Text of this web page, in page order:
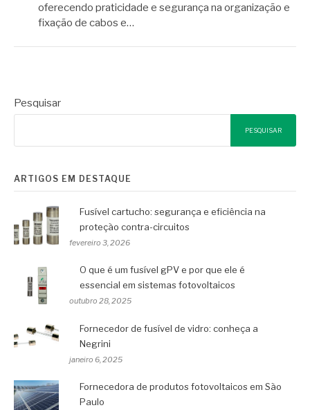
oferecendo praticidade e segurança na organização e
fixação de cabos e…
Pesquisar
PESQUISAR
ARTIGOS EM DESTAQUE
Fusível cartucho: segurança e eficiência na
proteção contra-circuitos
fevereiro 3, 2026
O que é um fusível gPV e por que ele é
essencial em sistemas fotovoltaicos
outubro 28, 2025
Fornecedor de fusível de vidro: conheça a
Negrini
janeiro 6, 2025
Fornecedora de produtos fotovoltaicos em São
Paulo